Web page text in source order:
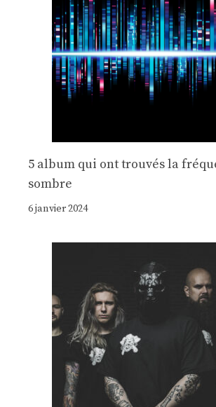
5 album qui ont trouvés la
sombre
6 janvier 2024